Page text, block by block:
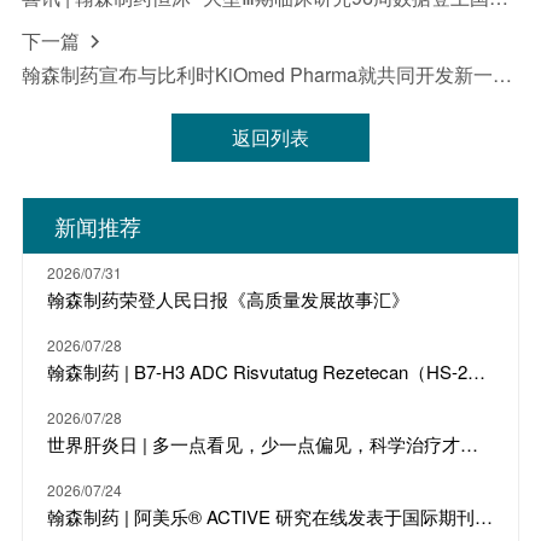
下一篇 
翰森制药宣布与比利时KiOmed Pharma就共同开发新一代骨关节炎创新产品达成战略合作
返回列表
新闻推荐
2026/07/31
翰森制药荣登人民日报《高质量发展故事汇》
2026/07/28
翰森制药 | B7-H3 ADC Risvutatug Rezetecan（HS-20093）骨肉瘤III期临床ARTEMIS-011达到IRC-PFS主要终点
2026/07/28
世界肝炎日 | 多一点看见，少一点偏见，科学治疗才是打败乙肝的最强答案
2026/07/24
翰森制药 | 阿美乐® ACTIVE 研究在线发表于国际期刊 JTO